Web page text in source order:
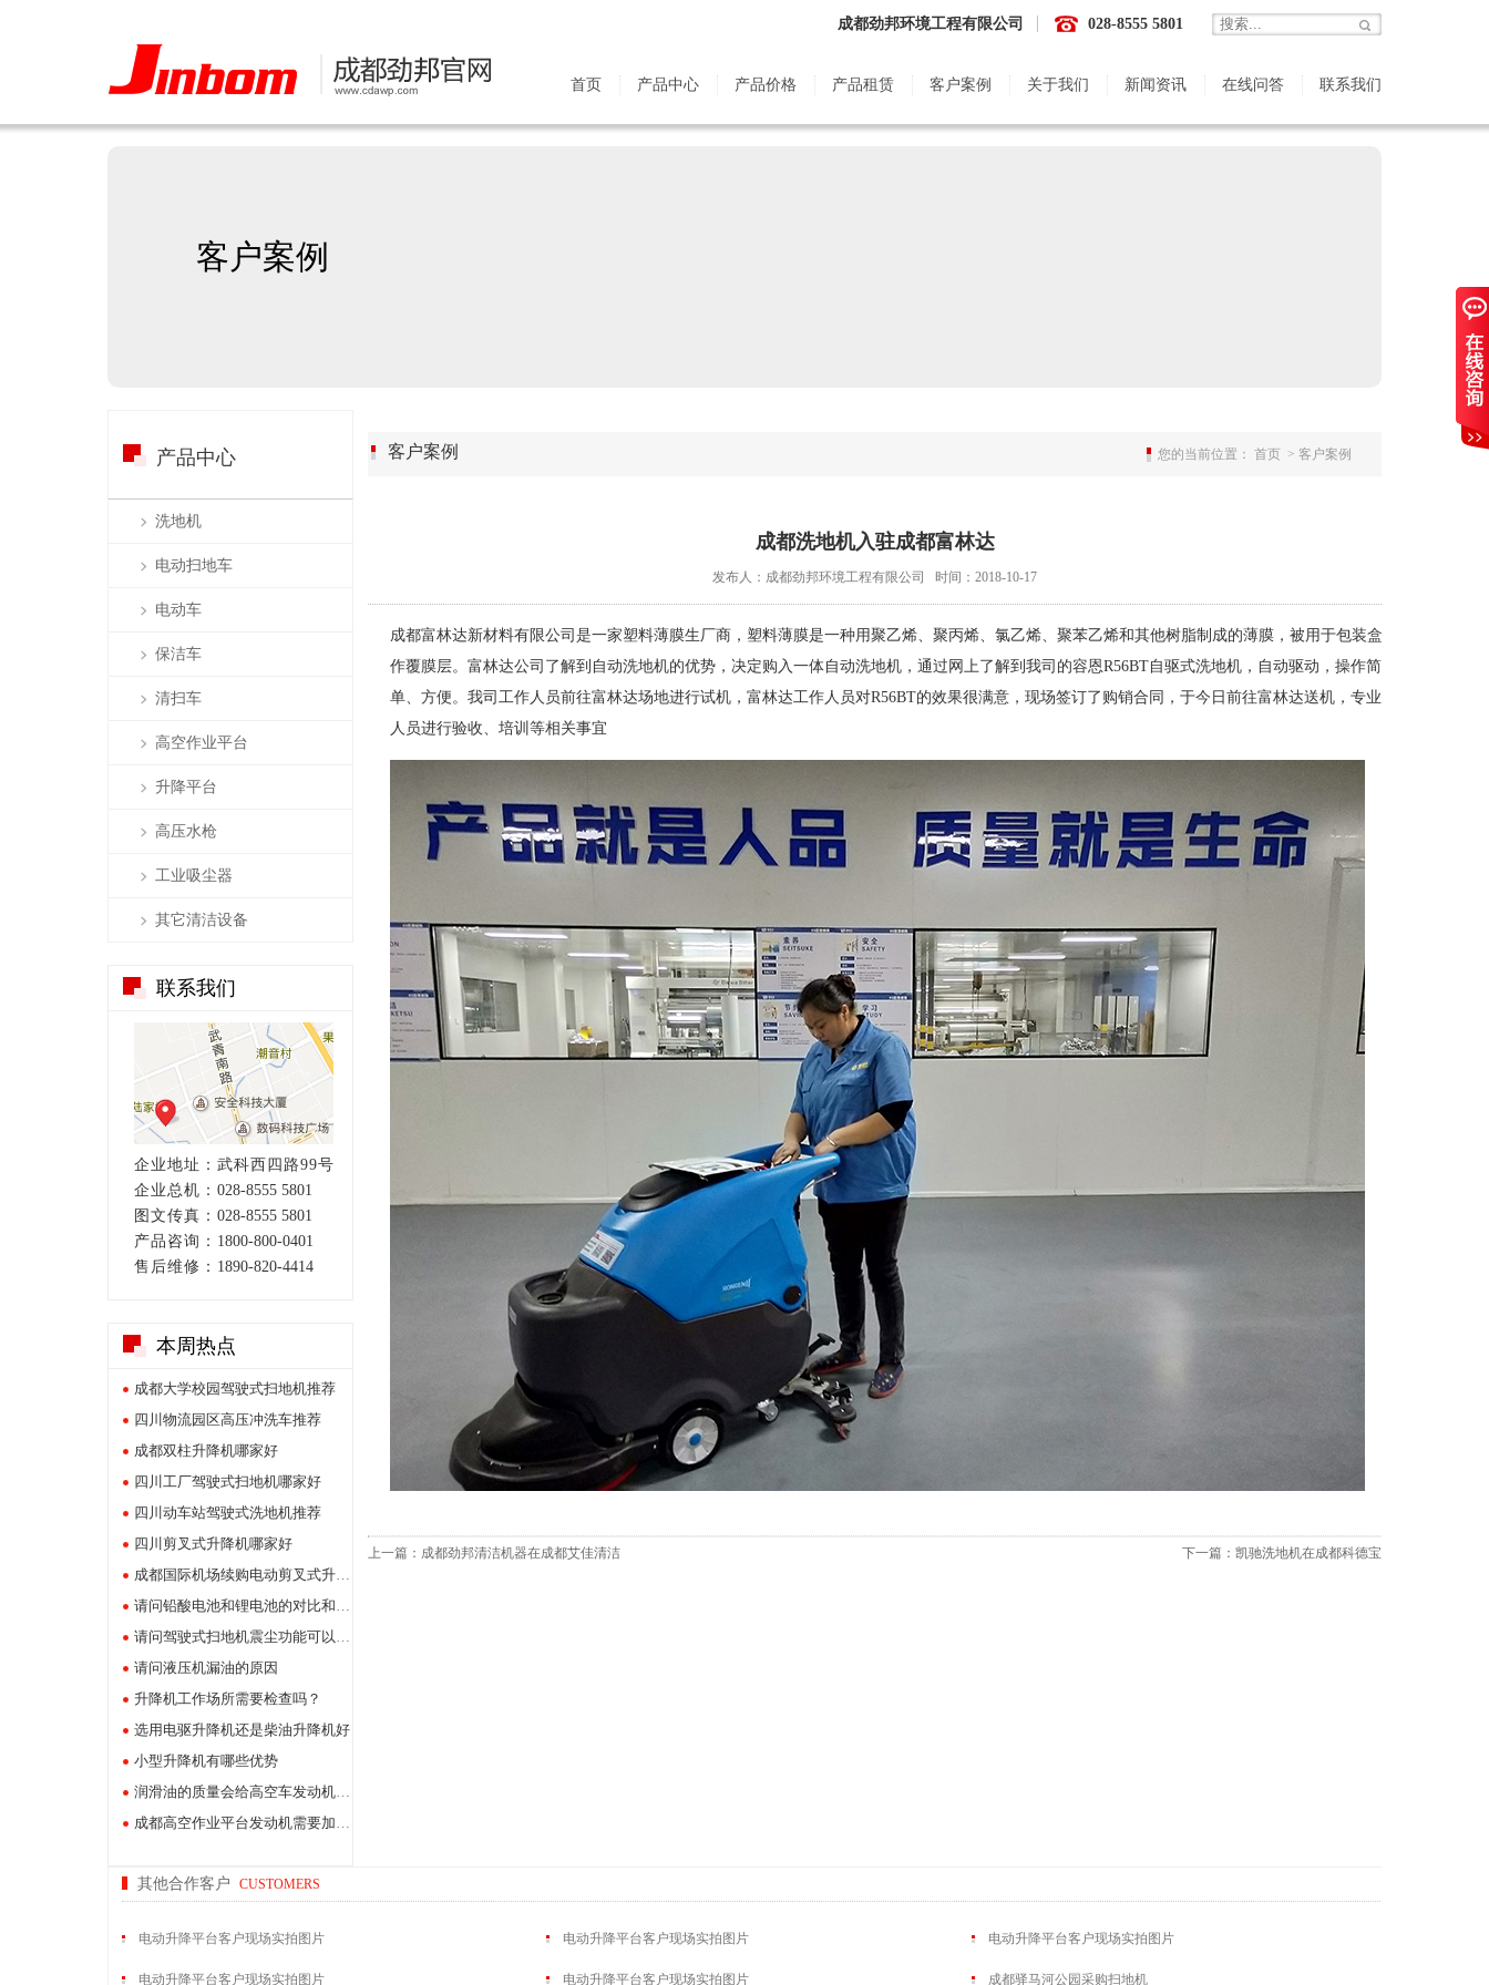
成都劲邦环境工程有限公司 028-8555 5801
首页 产品中心 产品价格 产品租赁 客户案例 关于我们 新闻资讯 在线问答 联系我们
客户案例
产品中心
洗地机
电动扫地车
电动车
保洁车
清扫车
高空作业平台
升降平台
高压水枪
工业吸尘器
其它清洁设备
联系我们
企业地址： 武科西四路99号
企业总机： 028-8555 5801
图文传真： 028-8555 5801
产品咨询： 1800-800-0401
售后维修： 1890-820-4414
本周热点
成都大学校园驾驶式扫地机推荐
四川物流园区高压冲洗车推荐
成都双柱升降机哪家好
四川工厂驾驶式扫地机哪家好
四川动车站驾驶式洗地机推荐
四川剪叉式升降机哪家好
成都国际机场续购电动剪叉式升降机
请问铅酸电池和锂电池的对比和该如何选择
请问驾驶式扫地机震尘功能可以关闭吗？
请问液压机漏油的原因
升降机工作场所需要检查吗？
选用电驱升降机还是柴油升降机好
小型升降机有哪些优势
润滑油的质量会给高空车发动机带来什么影响？
成都高空作业平台发动机需要加油吗？
客户案例 您的当前位置： 首页 > 客户案例
成都洗地机入驻成都富林达
发布人：成都劲邦环境工程有限公司 时间：2018-10-17
成都富林达新材料有限公司是一家塑料薄膜生厂商，塑料薄膜是一种用聚乙烯、聚丙烯、氯乙烯、聚苯乙烯和其他树脂制成的薄膜，被用于包装盒
作覆膜层。富林达公司了解到自动洗地机的优势，决定购入一体自动洗地机，通过网上了解到我司的容恩R56BT自驱式洗地机，自动驱动，操作简
单、方便。我司工作人员前往富林达场地进行试机，富林达工作人员对R56BT的效果很满意，现场签订了购销合同，于今日前往富林达送机，专业
人员进行验收、培训等相关事宜
上一篇： 成都劲邦清洁机器在成都艾佳清洁 下一篇： 凯驰洗地机在成都科德宝
其他合作客户 CUSTOMERS
电动升降平台客户现场实拍图片 电动升降平台客户现场实拍图片 电动升降平台客户现场实拍图片
电动升降平台客户现场实拍图片 电动升降平台客户现场实拍图片 成都驿马河公园采购扫地机